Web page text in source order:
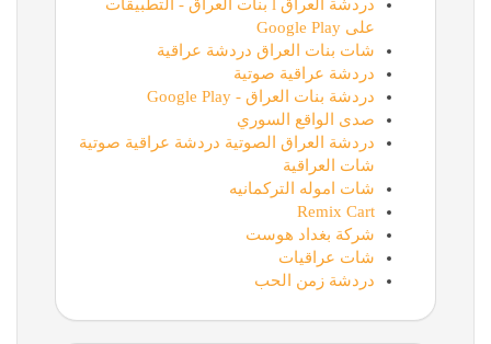
دردشة العراق l بنات العراق - التطبيقات
على Google Play
شات بنات العراق دردشة عراقية
دردشة عراقية صوتية
دردشة بنات العراق - Google Play
صدى الواقع السوري
دردشة العراق الصوتية دردشة عراقية صوتية
شات العراقية
شات اموله التركمانيه
Remix Cart
شركة بغداد هوست
شات عراقيات
دردشة زمن الحب